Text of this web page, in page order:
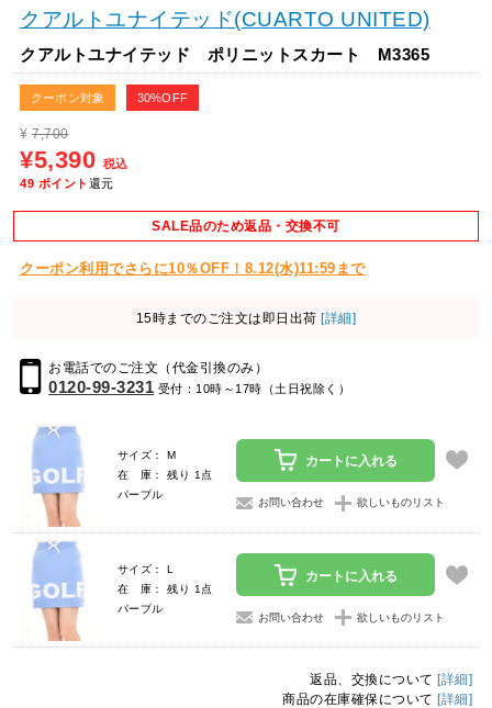
クアルトユナイテッド(CUARTO UNITED)
クアルトユナイテッド ポリニットスカート M3365
クーポン対象 30%OFF
¥ 7,700
¥5,390 税込
49 ポイント 還元
SALE品のため返品・交換不可
クーポン利用でさらに10％OFF！8.12(水)11:59まで
15時までのご注文は即日出荷 [詳細]
お電話でのご注文（代金引換のみ）
0120-99-3231 受付：10時～17時（土日祝除く）
サイズ： M
在 庫： 残り 1点
パープル
カートに入れる
お問い合わせ 欲しいものリスト
サイズ： L
在 庫： 残り 1点
パープル
カートに入れる
お問い合わせ 欲しいものリスト
返品、交換について [詳細]
商品の在庫確保について [詳細]